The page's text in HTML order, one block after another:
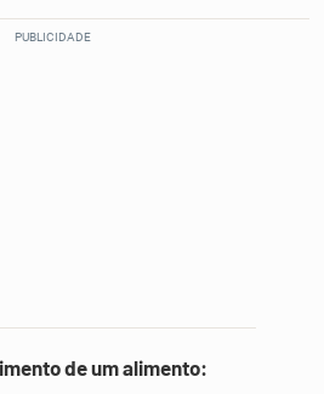
de um alimento: